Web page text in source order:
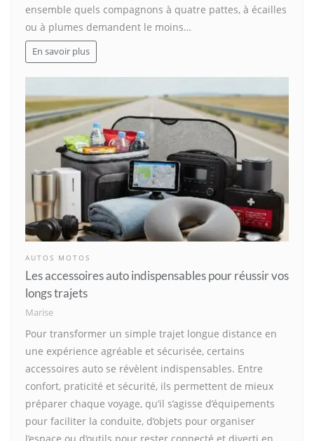
ensemble quels compagnons à quatre pattes, à écailles
ou à plumes demandent le moins…
En savoir plus
AUTOS MOTOS
Les accessoires auto indispensables pour réussir vos
longs trajets
Marise
Pour transformer un simple trajet longue distance en
une expérience agréable et sécurisée, certains
accessoires auto se révèlent indispensables. Entre
confort, praticité et sécurité, ils permettent de mieux
préparer chaque voyage, qu’il s’agisse d’équipements
pour faciliter la conduite, d’objets pour organiser